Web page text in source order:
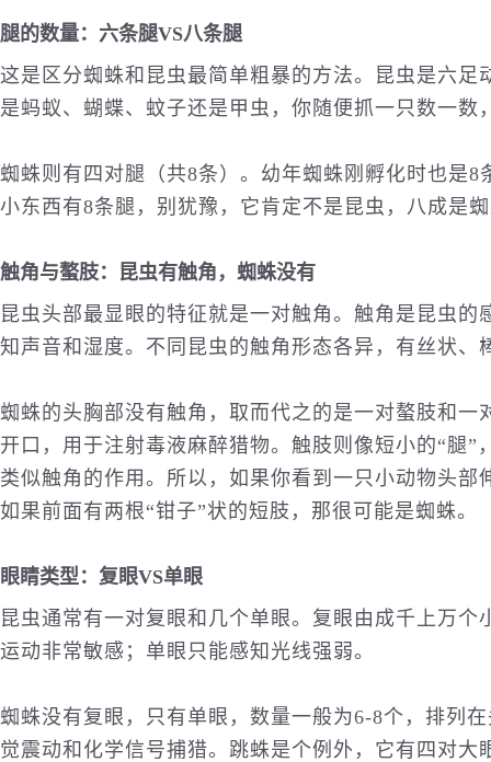
腿的数量：六条腿VS八条腿
这是区分蜘蛛和昆虫最简单粗暴的方法。昆虫是六
是蚂蚁、蝴蝶、蚊子还是甲虫，你随便抓一只数一数
蜘蛛则有四对腿（共8条）。幼年蜘蛛刚孵化时也是
小东西有8条腿，别犹豫，它肯定不是昆虫，八成是
触角与螯肢：昆虫有触角，蜘蛛没有
昆虫头部最显眼的特征就是一对触角。触角是昆虫
知声音和湿度。不同昆虫的触角形态各异，有丝状、
蜘蛛的头胸部没有触角，取而代之的是一对螯肢和
开口，用于注射毒液麻醉猎物。触肢则像短小的“腿
类似触角的作用。所以，如果你看到一只小动物头部
如果前面有两根“钳子”状的短肢，那很可能是蜘蛛。
眼睛类型：复眼VS单眼
昆虫通常有一对复眼和几个单眼。复眼由成千上万
运动非常敏感；单眼只能感知光线强弱。
蜘蛛没有复眼，只有单眼，数量一般为6-8个，排列
觉震动和化学信号捕猎。跳蛛是个例外，它有四对大